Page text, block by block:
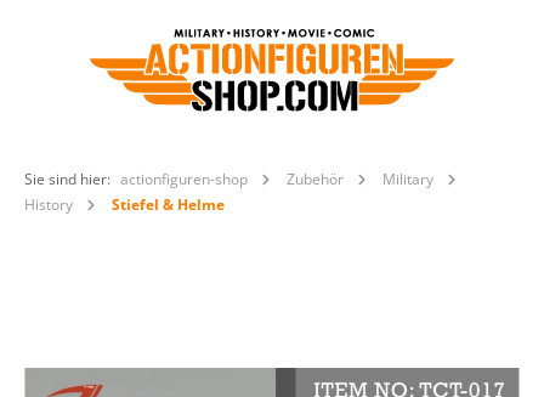
Sie sind hier: actionfiguren-shop Zubehör
Military
History
Stiefel & Helme